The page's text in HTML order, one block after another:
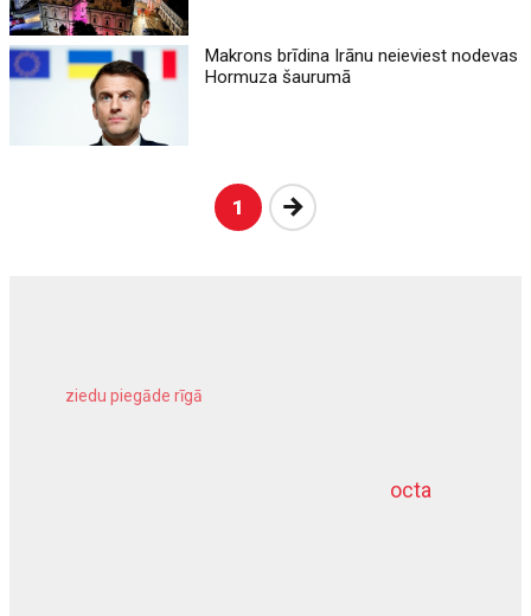
Makrons brīdina Irānu neieviest nodevas
Hormuza šaurumā
1 Nākošā
octa
ziedu piegāde rīgā
dziļurbums